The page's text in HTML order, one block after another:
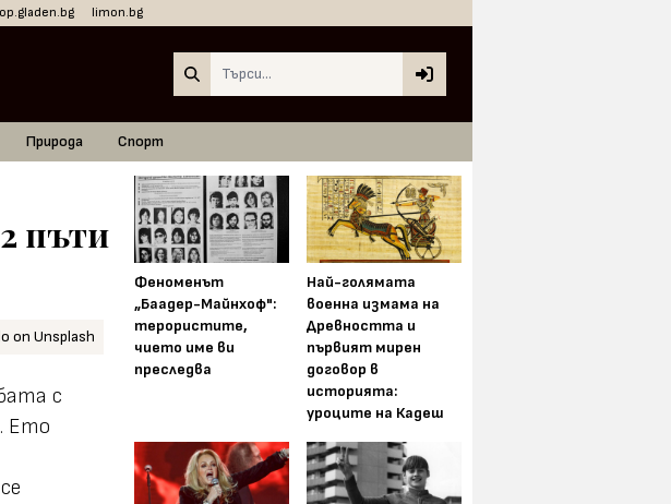
limon.bg
Природа Спорт
пъти
on Unsplash
с
Ето
Феноменът
„Баадер-Майнхоф":
терористите,
чието име ви
преследва
Най-голямата
военна измама на
Древността и
първият мирен
договор в
историята:
уроците на Кадеш